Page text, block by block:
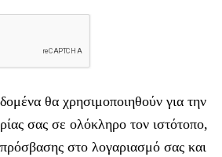
θα χρησιμοποιηθούν για την
σας σε ολόκληρο τον ιστότοπο,
πρόσβασης στο λογαριασμό σας και